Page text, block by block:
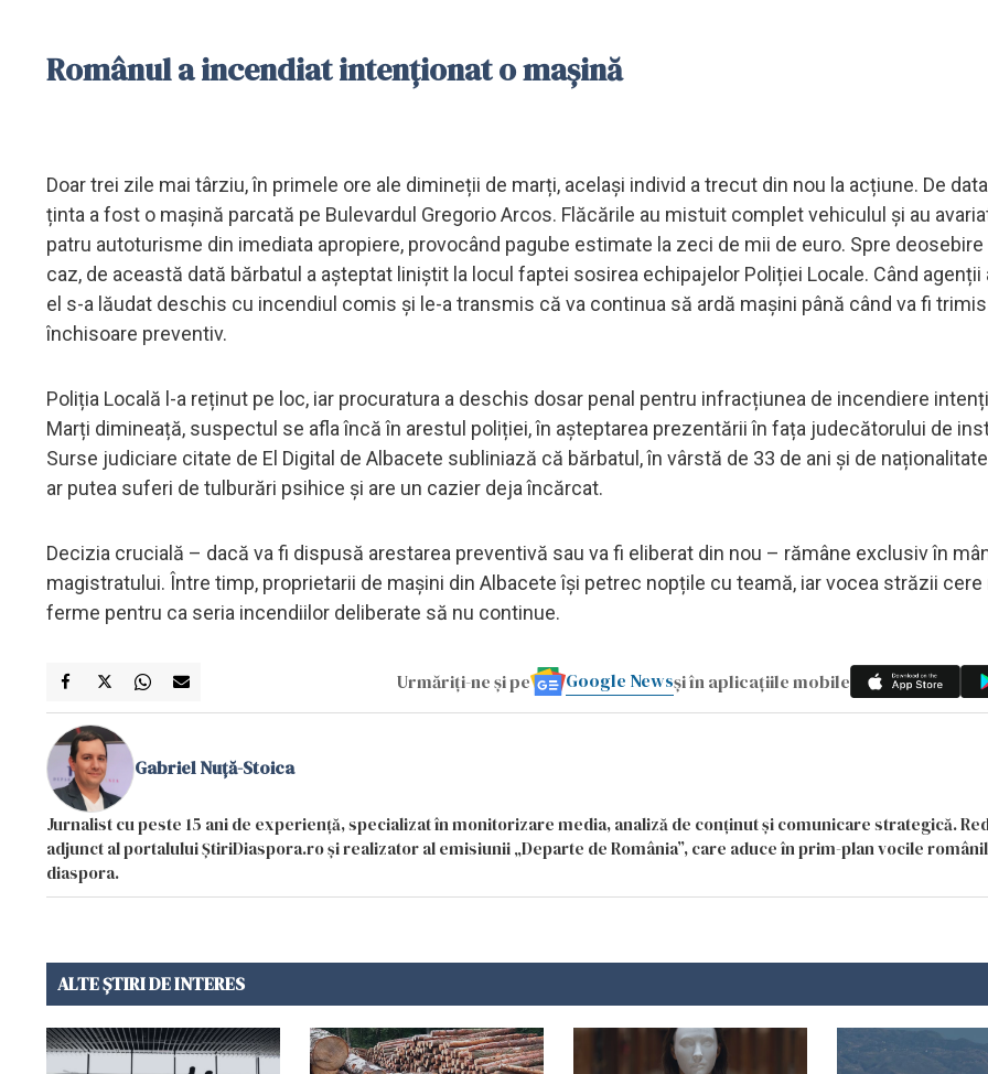
Românul a incendiat intenționat o mașină
Doar trei zile mai târziu, în primele ore ale dimineții de marți, același individ a trecut din nou la acțiune. De
ținta a fost o mașină parcată pe Bulevardul Gregorio Arcos. Flăcările au mistuit complet vehiculul și au
patru autoturisme din imediata apropiere, provocând pagube estimate la zeci de mii de euro. Spre
caz, de această dată bărbatul a așteptat liniștit la locul faptei sosirea echipajelor Poliției Locale. Când agenții
el s-a lăudat deschis cu incendiul comis și le-a transmis că va continua să ardă mașini până când va fi trimis
închisoare preventiv.
Poliția Locală l-a reținut pe loc, iar procuratura a deschis dosar penal pentru infracțiunea de incendiere
Marți dimineață, suspectul se afla încă în arestul poliției, în așteptarea prezentării în fața judecătorului de
Surse judiciare citate de El Digital de Albacete subliniază că bărbatul, în vârstă de 33 de ani și de
ar putea suferi de tulburări psihice și are un cazier deja încărcat.
Decizia crucială – dacă va fi dispusă arestarea preventivă sau va fi eliberat din nou – rămâne exclusiv în
magistratului. Între timp, proprietarii de mașini din Albacete își petrec nopțile cu teamă, iar vocea străzii
ferme pentru ca seria incendiilor deliberate să nu continue.
Urmăriți-ne și pe Google Newsși în aplicațiile mobile
Gabriel Nuță-Stoica
Jurnalist cu peste 15 ani de experiență, specializat în monitorizare media, analiză de conținut și comunicare strategică.
adjunct al portalului ȘtiriDiaspora.ro și realizator al emisiunii „Departe de România”, care aduce în prim-plan vocile
diaspora.
ALTE ȘTIRI DE INTERES